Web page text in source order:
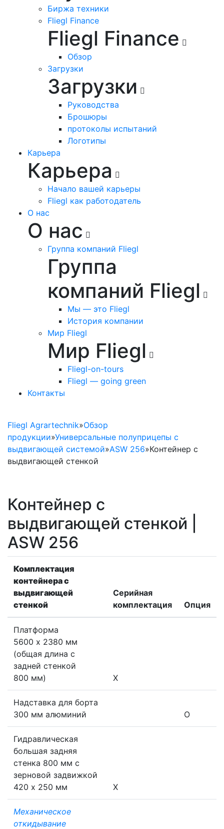
Биржа техники
Fliegl Finance
Fliegl Finance
Обзор
Загрузки
Загрузки
Руководства
Брошюры
протоколы испытаний
Логотипы
Карьера
Карьера
Начало вашей карьеры
Fliegl как работодатель
О нас
О нас
Группа компаний Fliegl
Группа
компаний Fliegl
Мы — это Fliegl
История компании
Мир Fliegl
Мир Fliegl
Fliegl-on-tours
Fliegl — going green
Контакты
Полуприцеп со сдвижным полом
ASW
Fliegl Agrartechnik»Обзор
продукции»Универсальные полуприцепы с
выдвигающей системой»ASW 256»Контейнер с
выдвигающей стенкой
Контейнер с
выдвигающей стенкой |
ASW 256
Комплектация
контейнера с
выдвигающей
стенкой
Серийная
комплектация
Опция
Платформа
5600 x 2380 мм
(общая длина с
задней стенкой
800 мм)
X
Надставка для борта
300 мм алюминий
O
Гидравлическая
большая задняя
стенка 800 мм с
зерновой задвижкой
420 x 250 мм
X
Механическое
откидывание